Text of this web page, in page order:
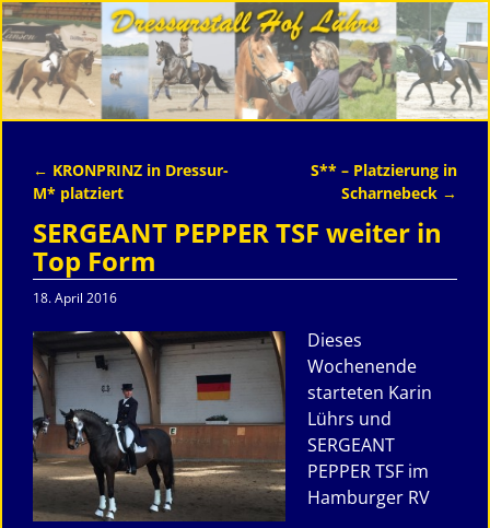
Artikelnavigation
← KRONPRINZ in Dressur-
M* platziert
S** – Platzierung in
Scharnebeck →
SERGEANT PEPPER TSF weiter in
Top Form
18. April 2016
Dieses
Wochenende
starteten Karin
Lührs und
SERGEANT
PEPPER TSF im
Hamburger RV